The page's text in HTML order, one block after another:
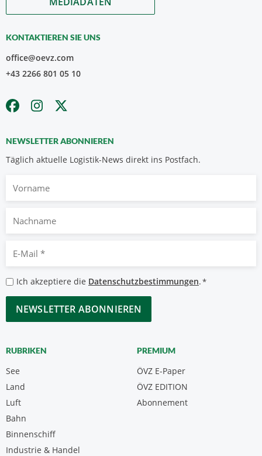
KONTAKTIEREN SIE UNS
office@oevz.com
+43 2266 801 05 10
NEWSLETTER ABONNIEREN
Täglich aktuelle Logistik-News direkt ins Postfach.
Nachname
Mail
*
Datenschutzbestimmungen
*
Ich akzeptiere die Datenschutzbestimmungen.*
CAPTCHA
RUBRIKEN
See
Land
Luft
Bahn
Binnenschiff
Industrie & Handel
PREMIUM
ÖVZ E-Paper
Abonnement
ÖVZ EDITION